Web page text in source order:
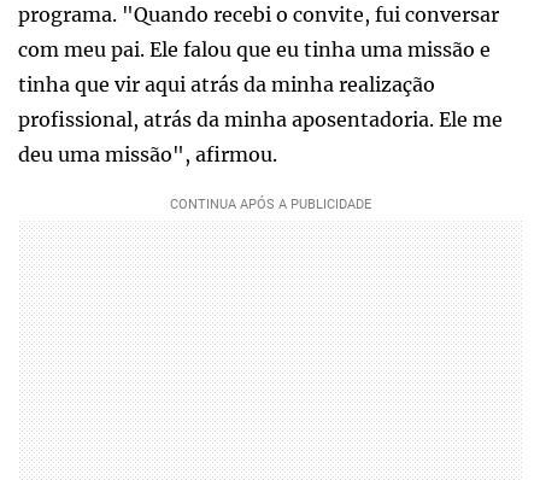
programa. "Quando recebi o convite, fui conversar
com meu pai. Ele falou que eu tinha uma missão e
tinha que vir aqui atrás da minha realização
profissional, atrás da minha aposentadoria. Ele me
deu uma missão", afirmou.